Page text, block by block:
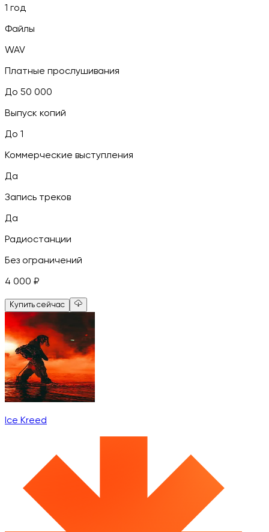
1 год
Файлы
WAV
Платные прослушивания
До 50 000
Выпуск копий
До 1
Коммерческие выступления
Да
Запись треков
Да
Радиостанции
Без ограничений
4 000 ₽
Купить сейчас
Ice Kreed